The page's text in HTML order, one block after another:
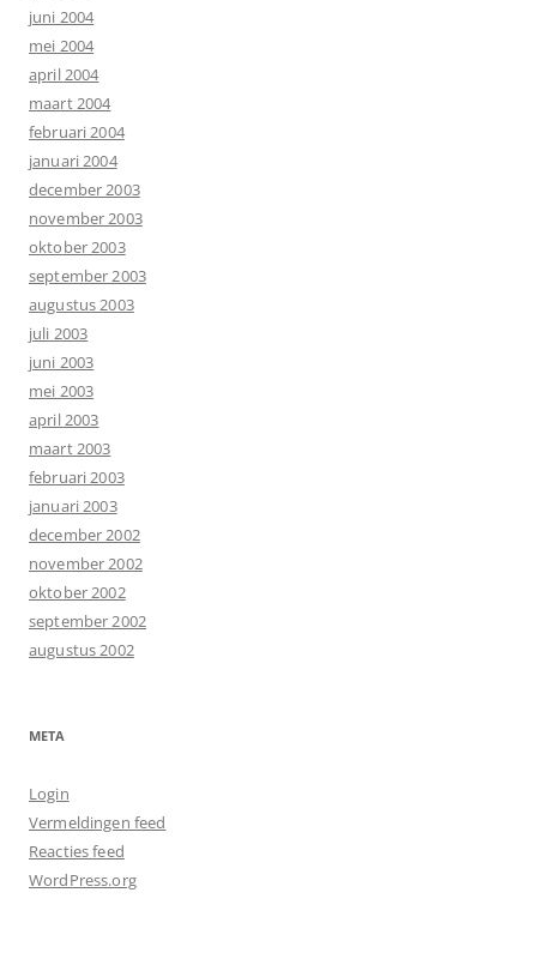
juni 2004
mei 2004
april 2004
maart 2004
februari 2004
januari 2004
december 2003
november 2003
oktober 2003
september 2003
augustus 2003
juli 2003
juni 2003
mei 2003
april 2003
maart 2003
februari 2003
januari 2003
december 2002
november 2002
oktober 2002
september 2002
augustus 2002
META
Login
Vermeldingen feed
Reacties feed
WordPress.org